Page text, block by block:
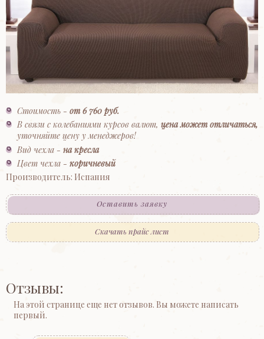
Стоимость -от 6 760 руб.
В связи с колебаниями курсов валют,цена может отличаться,
уточняйте цену у менеджеров!
Вид чехла -на кресла
Цвет чехла -коричневый
Производитель: Испания
Оставить заявку
Скачать прайс лист
Отзывы:
На этой странице еще нет отзывов. Вы можете написать
первый.